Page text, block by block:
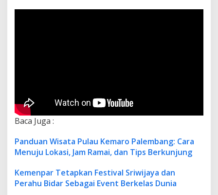
Baca Juga :
Panduan Wisata Pulau Kemaro Palembang: Cara
Menuju Lokasi, Jam Ramai, dan Tips Berkunjung
Kemenpar Tetapkan Festival Sriwijaya dan
Perahu Bidar Sebagai Event Berkelas Dunia